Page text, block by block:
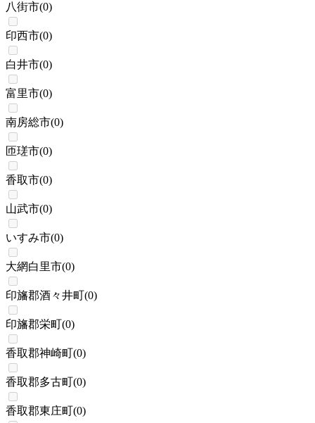
八街市(0)
印西市(0)
白井市(0)
富里市(0)
南房総市(0)
匝瑳市(0)
香取市(0)
山武市(0)
いすみ市(0)
大網白里市(0)
印旛郡酒々井町(0)
印旛郡栄町(0)
香取郡神崎町(0)
香取郡多古町(0)
香取郡東庄町(0)